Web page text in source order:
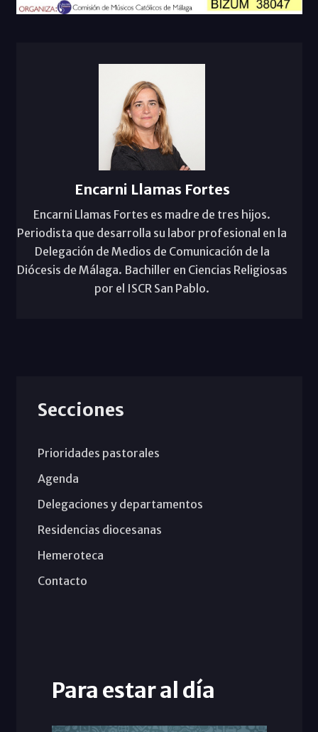
Encarni Llamas Fortes
Encarni Llamas Fortes es madre de tres hijos.
Periodista que desarrolla su labor profesional en la
Delegación de Medios de Comunicación de la
Diócesis de Málaga. Bachiller en Ciencias Religiosas
por el ISCR San Pablo.
Secciones
Prioridades pastorales
Agenda
Delegaciones y departamentos
Residencias diocesanas
Hemeroteca
Contacto
Para estar al día